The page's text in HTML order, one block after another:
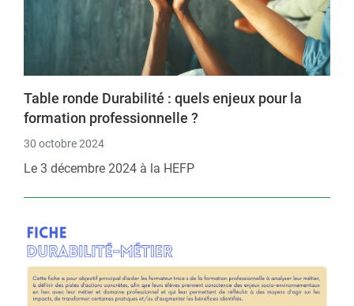
Table ronde Durabilité : quels enjeux pour la
formation professionnelle ?
30 octobre 2024
Le 3 décembre 2024 à la HEFP